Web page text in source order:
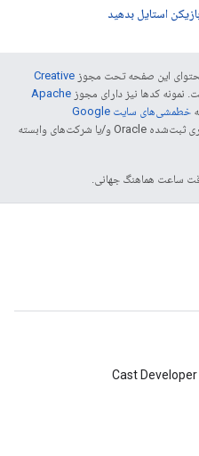
استایل بدهید
این صفحه تحت مجوز Creative
نمونه کدها نیز دارای مجوز Apache
خطمشی‌های سایت Google
مراجعه کنید. جاوا علامت تجاری ثبت‌شده Oracle و/یا شرکت‌های وابسته
Cast